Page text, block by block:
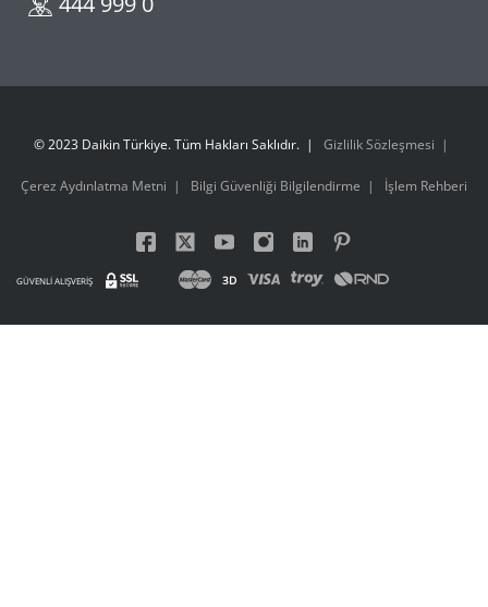
© 2023 Daikin Türkiye. Tüm Hakları Saklıdır. Gizlilik Sözleşmesi
Çerez Aydınlatma Metni Bilgi Güvenliği Bilgilendirme İşlem Rehberi
GÜVENLİ ALIŞVERİŞ 3D